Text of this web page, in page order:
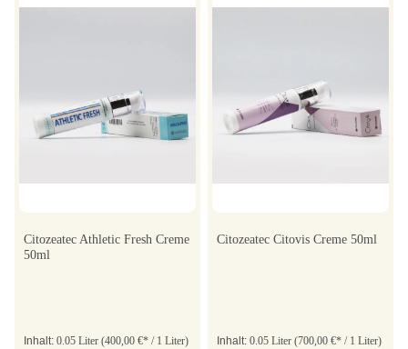
Citozeatec Athletic Fresh Creme
50ml
Inhalt: 0.05 Liter (400,00 €* / 1 Liter)
Citozeatec Citovis Creme 50ml
Inhalt: 0.05 Liter (700,00 €* / 1 Liter)